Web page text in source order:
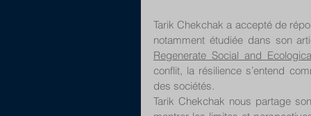
Tarik Chekchak a accepté de
notamment étudiée dans son
Regenerate Social and
conflit, la résilience s’entend
des sociétés.
Tarik Chekchak nous partage